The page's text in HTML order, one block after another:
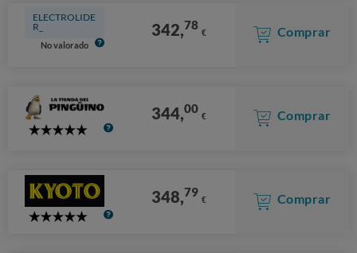
ELECTROLIDE
R_
No valorado
342,78 € Comprar
5
344,00 € Comprar
5
348,79 € Comprar